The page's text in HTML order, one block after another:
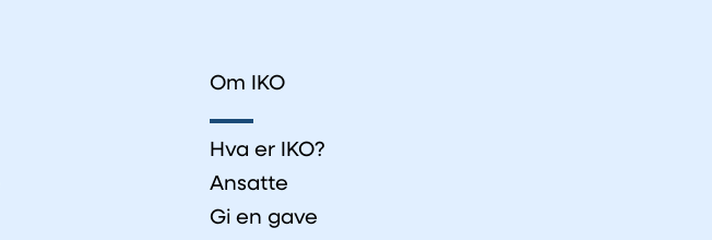
Om IKO
Hva er IKO?
Ansatte
Gi en gave